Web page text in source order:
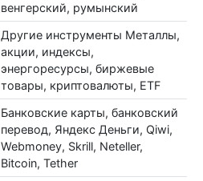
венгерский, румынский
Другие инструменты Металлы,
акции, индексы,
энергоресурсы, биржевые
товары, криптовалюты, ETF
Банковские карты, банковский
перевод, Яндекс Деньги, Qiwi,
Webmoney, Skrill, Neteller,
Bitcoin, Tether